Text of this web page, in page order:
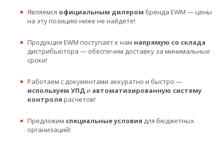
Являемся официальным дилером бренда EWM — цены
на эту позицию ниже не найдете!
Продукция EWM поступает к нам напрямую со склада
дистрибьютора — обеспечим доставку за минимальные
сроки!
Работаем с документами аккуратно и быстро —
используем УПДи автоматизированную систему
контроля расчетов!
Предложим специальные условия для бюджетных
организаций!